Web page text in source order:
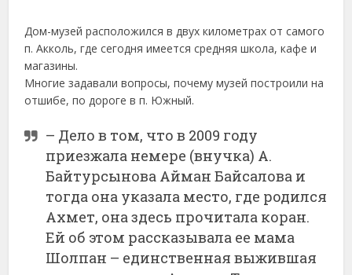
Дом-музей расположился в двух километрах от самого
п. Акколь, где сегодня имеется средняя школа, кафе и
магазины.
Многие задавали вопросы, почему музей построили на
отшибе, по дороге в п. Южный.
– Дело в том, что в 2009 году
приезжала немере (внучка) А.
Байтурсынова Айман Байсалова и
тогда она указала место, где родился
Ахмет, она здесь прочитала коран.
Ей об этом рассказывала ее мама
Шолпан – единственная выжившая